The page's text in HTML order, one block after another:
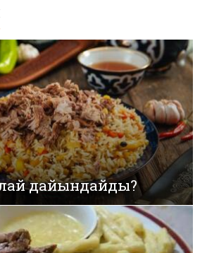
дайындайды?